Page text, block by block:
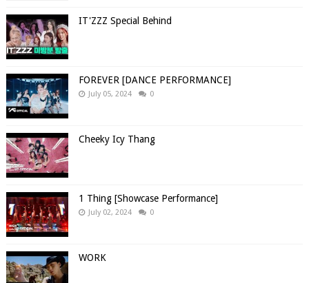
IT'ZZZ Special Behind
FOREVER [DANCE PERFORMANCE]
July 05, 2024 0
Cheeky Icy Thang
1 Thing [Showcase Performance]
July 02, 2024 0
WORK